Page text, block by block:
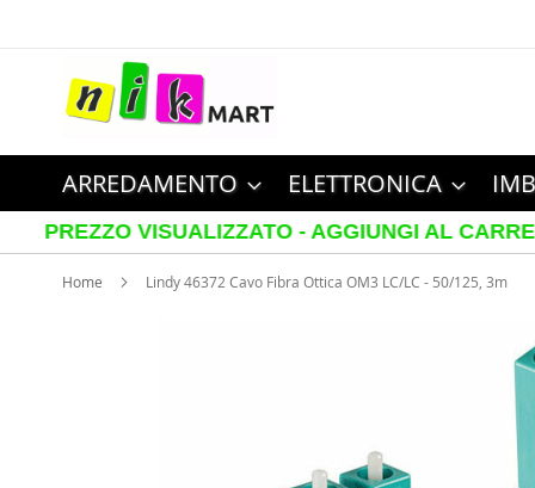
contenuto
ARREDAMENTO ELETTRONICA
VISUALIZZATO - AGGIUNGI AL CARRELLO
Home Lindy 46372 Cavo Fibra Ottica OM3 LC/LC - 50/125, 3m